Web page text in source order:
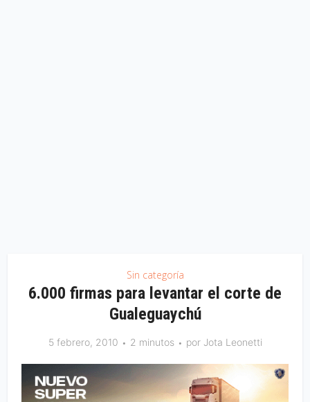
Sin categoría
6.000 firmas para levantar el corte de
Gualeguaychú
5 febrero, 2010 2 minutos por Jota Leonetti